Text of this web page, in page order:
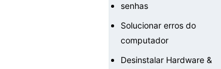
senhas
Solucionar erros do
computador
Desinstalar Hardware &